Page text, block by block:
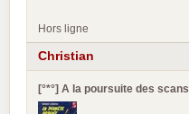
Hors ligne
Christian
[°*°] A la poursuite des scans